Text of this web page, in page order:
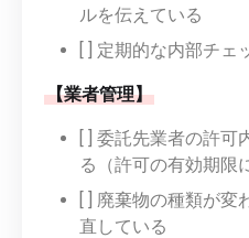
ルを伝えている
[ ] 定期的な内部チ
【業者管理】
[ ] 委託先業者の許
る（許可の有効期限
[ ] 廃棄物の種類が
直している